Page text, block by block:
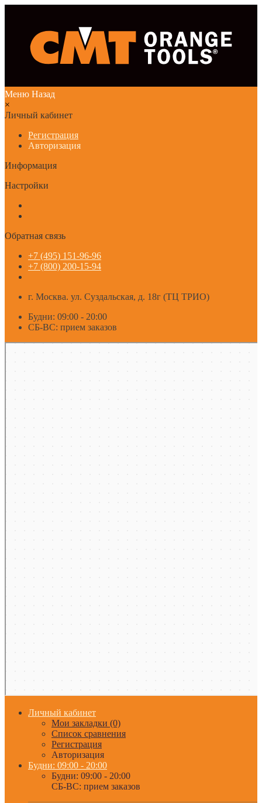
Меню Назад
×
Личный кабинет
Регистрация
Авторизация
Информация
Настройки
Обратная связь
+7 (495) 151-96-96
+7 (800) 200-15-94
г. Москва. ул. Суздальская, д. 18г (ТЦ ТРИО)
Будни: 09:00 - 20:00
СБ-ВС: прием заказов
Личный кабинет
Мои закладки (0)
Список сравнения
Регистрация
Авторизация
Будни: 09:00 - 20:00
Будни: 09:00 - 20:00
СБ-ВС: прием заказов